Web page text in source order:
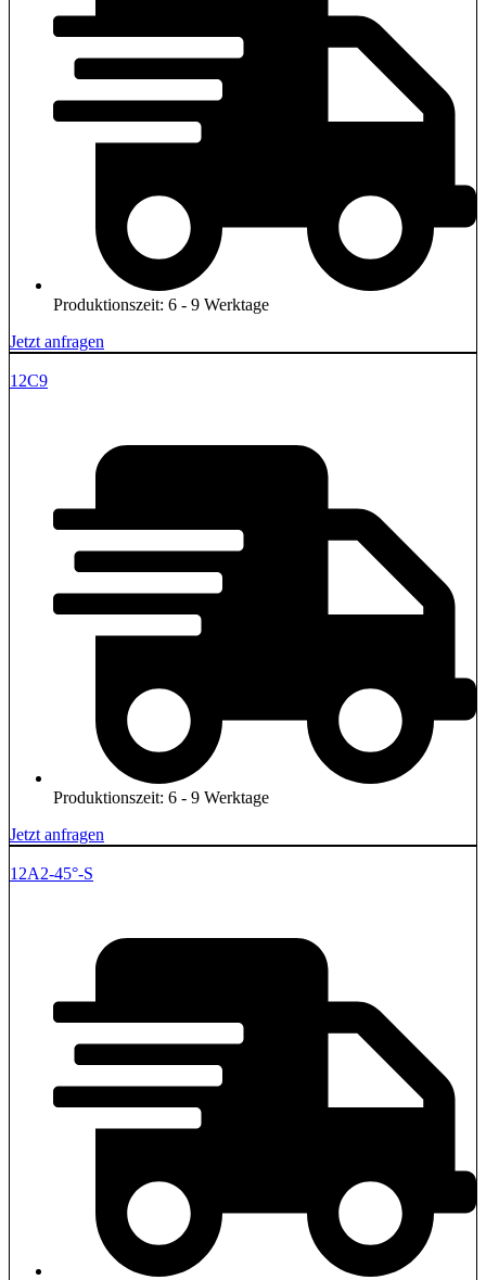
Produktionszeit: 6 - 9 Werktage
Jetzt anfragen
12C9
Produktionszeit: 6 - 9 Werktage
Jetzt anfragen
12A2-45°-S